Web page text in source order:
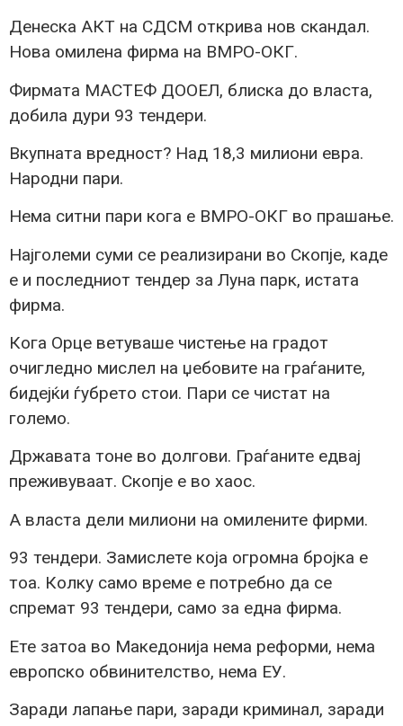
Денеска АКТ на СДСМ открива нов скандал.
Нова омилена фирма на ВМРО-ОКГ.
Фирмата МАСТЕФ ДООЕЛ, блиска до власта,
добила дури 93 тендери.
Вкупната вредност? Над 18,3 милиони евра.
Народни пари.
Нема ситни пари кога е ВМРО-ОКГ во прашање.
Најголеми суми се реализирани во Скопје, каде
е и последниот тендер за Луна парк, истата
фирма.
Кога Орце ветуваше чистење на градот
очигледно мислел на џебовите на граѓаните,
бидејќи ѓубрето стои. Пари се чистат на
големо.
Државата тоне во долгови. Граѓаните едвај
преживуваат. Скопје е во хаос.
А власта дели милиони на омилените фирми.
93 тендери. Замислете која огромна бројка е
тоа. Колку само време е потребно да се
спремат 93 тендери, само за една фирма.
Ете затоа во Македонија нема реформи, нема
европско обвинителство, нема ЕУ.
Заради лапање пари, заради криминал, заради